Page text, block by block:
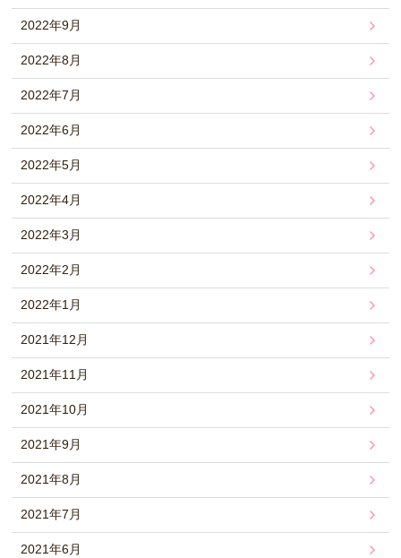
2022年9月
2022年8月
2022年7月
2022年6月
2022年5月
2022年4月
2022年3月
2022年2月
2022年1月
2021年12月
2021年11月
2021年10月
2021年9月
2021年8月
2021年7月
2021年6月